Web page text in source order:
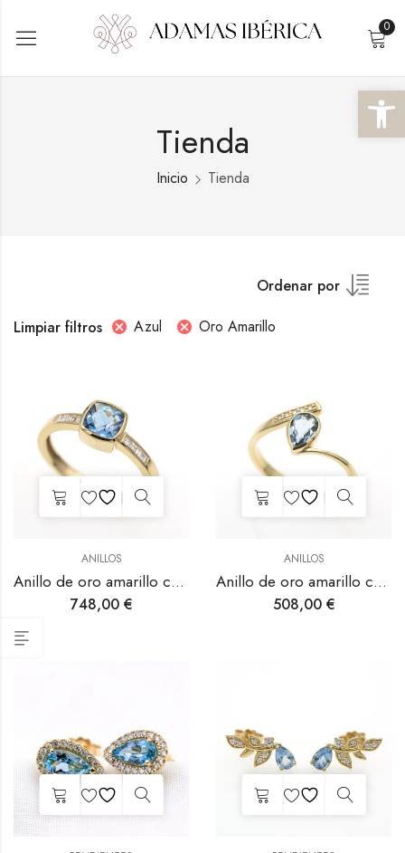
Abrir
0
Tienda
Inicio Tienda
Ordenar por
Limpiar filtros
Azul Oro Amarillo
ANILLOS
Anillo de oro amarillo con aguamarina y diamantes engastados a bisel.
748,00 €
ANILLOS
Anillo de oro amarillo con aguamarina y diamantes.
508,00 €